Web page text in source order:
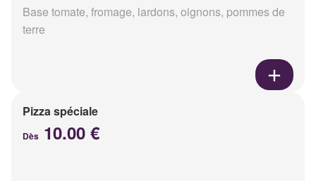
Base tomate, fromage, lardons, oignons, pommes de
terre
Pizza spéciale
Dès 10.00 €